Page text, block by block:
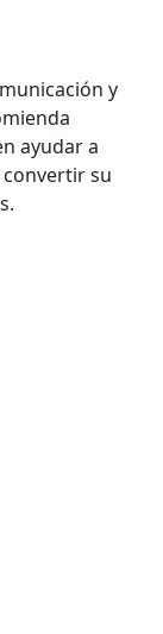
y
ayudar a
su